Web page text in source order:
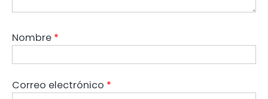
Nombre *
Correo electrónico *